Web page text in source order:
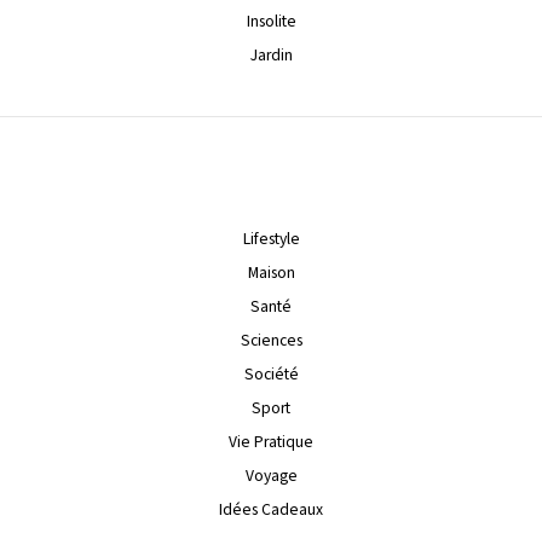
Insolite
Jardin
Lifestyle
Maison
Santé
Sciences
Société
Sport
Vie Pratique
Voyage
Idées Cadeaux